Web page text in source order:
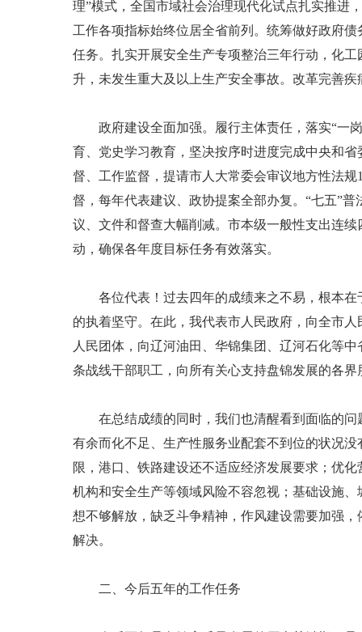
理”模式，全国市域社会治理现代化试点扎实推进
工作各项指标始终位居全省前列。统筹做好政府
任务。扎实开展安全生产专项整治三年行动，化
升，未发生重大及以上生产安全事故。改革完善
政府建设全面加强。履行主体责任，落实“一岗
育、党史学习教育，坚决按序时进度完成中央和
督、工作监督，提请市人大常委会审议地方性法
督，每年代表建议、政协提案全部办复。“七五”
议、文件和督查大幅削减。市本级一般性支出连
动，确保各年度目标任务有效落实。
各位代表！过去四年的成绩来之不易，根本在
的执着坚守。在此，我代表市人民政府，向全市
人民团体，向辽河油田、华锦集团、辽河石化等
条战线干部职工，向所有关心支持盘锦发展的各
在总结成绩的同时，我们也清醒看到面临的问
有余而化不足、生产性服务业配套不到位的状况
限，港口、铁路建设还不适应经济发展要求；优
机构和安全生产等领域风险不容忽视；基础设施
想不够解放，缺乏斗争精神，作风建设需要加强
解决。
二、今后五年的工作任务